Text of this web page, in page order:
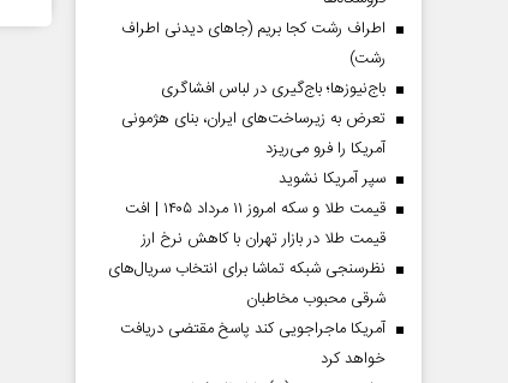
اطراف رشت کجا بریم (جاهای دیدنی اطراف
رشت)
باج‌نیوزها؛ باج‌گیری در لباس افشاگری
تعرض به زیرساخت‌های ایران، بنای هژمونی
آمریکا را فرو می‌ریزد
سپر آمریکا نشوید
قیمت طلا و سکه امروز ۱۱ مرداد ۱۴۰۵ | افت
قیمت طلا در بازار تهران با کاهش نرخ ارز
نظرسنجی شبکه تماشا برای انتخاب سریال‌های
شرقی محبوب مخاطبان
آمریکا ماجراجویی کند پاسخ مقتضی دریافت
خواهد کرد